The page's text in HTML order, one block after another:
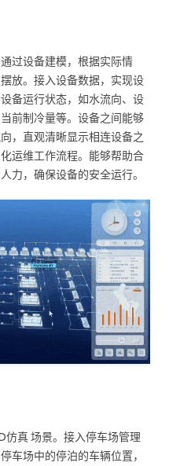
过设备建模，根据实际情
放。接入设备数据，实现设
备运行状态，如水流向、设
前制冷量等。设备之间能够
，直观清晰显示相连设备之
运维工作流程。能够帮助合
力，确保设备的安全运行。
仿真 场景。接入停车场管理
车场中的停泊的车辆位置，